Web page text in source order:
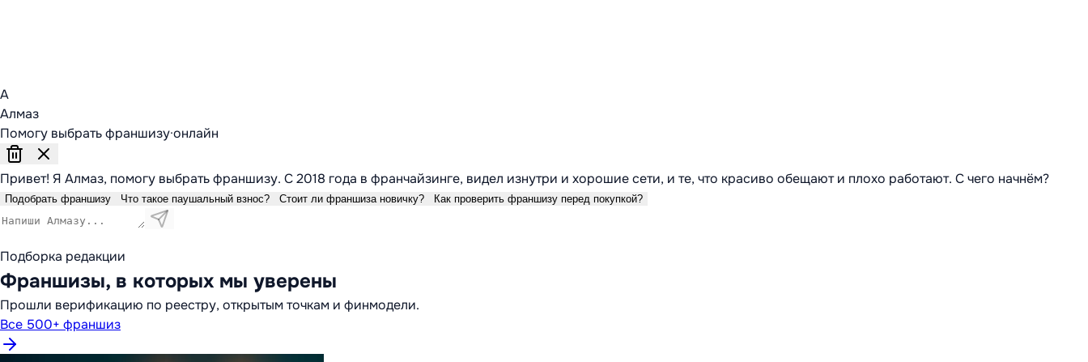
А
Алмаз
Помогу выбрать франшизу·онлайн
Привет! Я Алмаз, помогу выбрать франшизу. С 2018 года в франчайзинге, видел изнутри и хорошие сети, и те, что красиво обещают и плохо работают. С чего начнём?
Подобрать франшизу Что такое паушальный взнос? Стоит ли франшиза новичку? Как проверить франшизу перед покупкой?
Подборка редакции
Франшизы, в которых мы уверены
Прошли верификацию по реестру, открытым точкам и финмодели.
Все 500+ франшиз